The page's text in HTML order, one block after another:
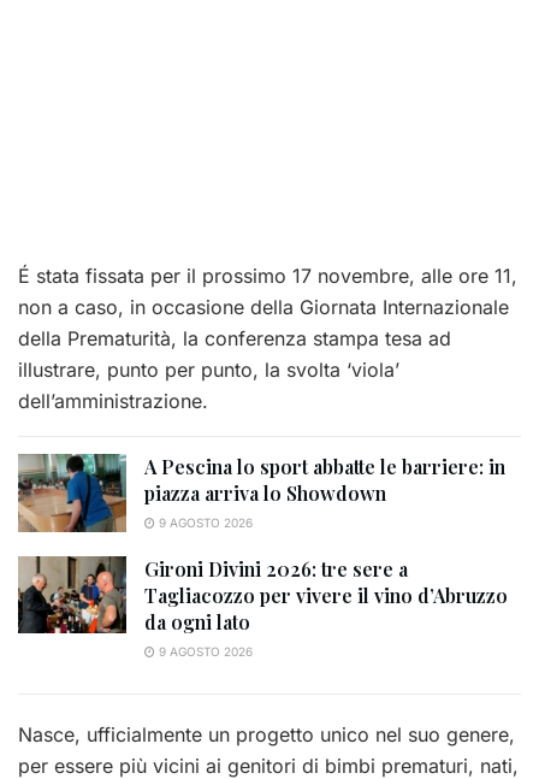
É stata fissata per il prossimo 17 novembre, alle ore 11,
non a caso, in occasione della Giornata Internazionale
della Prematurità, la conferenza stampa tesa ad
illustrare, punto per punto, la svolta ‘viola’
dell’amministrazione.
A Pescina lo sport abbatte le barriere: in
piazza arriva lo Showdown
9 AGOSTO 2026
Gironi Divini 2026: tre sere a
Tagliacozzo per vivere il vino d’Abruzzo
da ogni lato
9 AGOSTO 2026
Nasce, ufficialmente un progetto unico nel suo genere,
per essere più vicini ai genitori di bimbi prematuri, nati,